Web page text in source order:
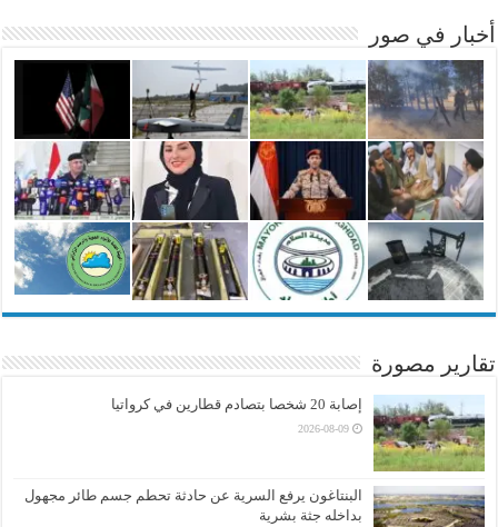
أخبار في صور
تقارير مصورة
إصابة 20 شخصا بتصادم قطارين في كرواتيا
2026-08-09
البنتاغون يرفع السرية عن حادثة تحطم جسم طائر مجهول
بداخله جثة بشرية